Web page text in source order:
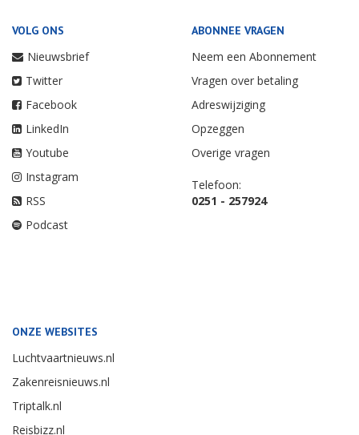
VOLG ONS
Nieuwsbrief
Twitter
Facebook
LinkedIn
Youtube
Instagram
RSS
Podcast
ABONNEE VRAGEN
Neem een Abonnement
Vragen over betaling
Adreswijziging
Opzeggen
Overige vragen
Telefoon:
0251 - 257924
ONZE WEBSITES
Luchtvaartnieuws.nl
Zakenreisnieuws.nl
Triptalk.nl
Reisbizz.nl